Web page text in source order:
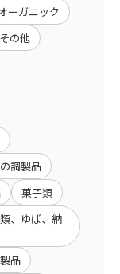
ーガニック
その他
調製品
菓子類
、ゆば、納
品